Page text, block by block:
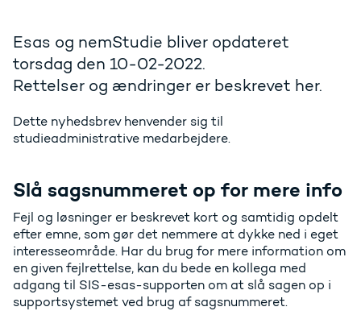
Esas og nemStudie bliver opdateret
torsdag den 10-02-2022.
Rettelser og ændringer er beskrevet her.
Dette nyhedsbrev henvender sig til
studieadministrative medarbejdere.
Slå sagsnummeret op for mere info
Fejl og løsninger er beskrevet kort og samtidig opdelt
efter emne, som gør det nemmere at dykke ned i eget
interesseområde. Har du brug for mere information om
en given fejlrettelse, kan du bede en kollega med
adgang til SIS-esas-supporten om at slå sagen op i
supportsystemet ved brug af sagsnummeret.